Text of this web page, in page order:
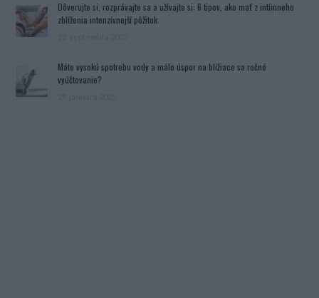
Dôverujte si, rozprávajte sa a užívajte si: 6 tipov, ako mať z intímneho
zblíženia intenzívnejší pôžitok
Máte vysokú spotrebu vody a málo úspor na blížiace sa ročné
vyúčtovanie?